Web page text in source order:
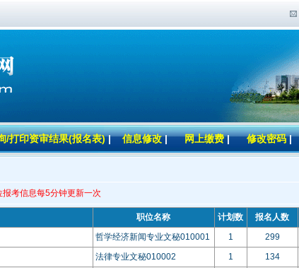
/打印资审结果(报名表)| 信息修改| 网上缴费| 修改密码|
报考信息每5分钟更新一次
职位名称 计划数 报名人数
哲学经济新闻专业文秘010001 1 299
法律专业文秘010002 1 134